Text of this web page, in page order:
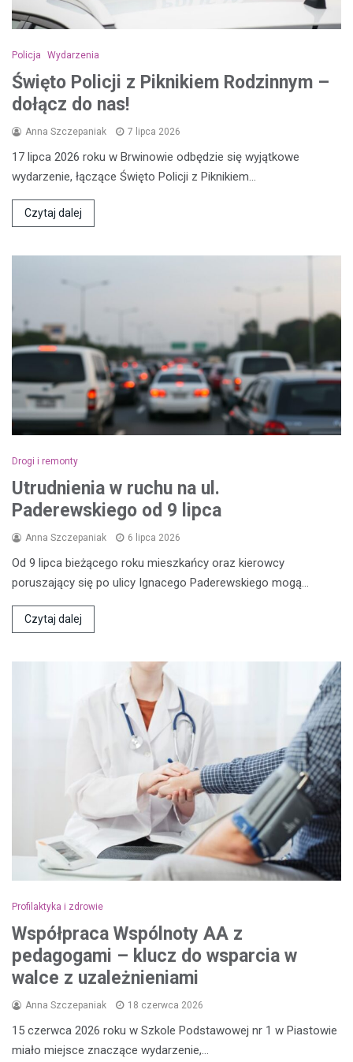
Policja Wydarzenia
Święto Policji z Piknikiem Rodzinnym –
dołącz do nas!
Anna Szczepaniak 7 lipca 2026
17 lipca 2026 roku w Brwinowie odbędzie się wyjątkowe
wydarzenie, łączące Święto Policji z Piknikiem…
Czytaj dalej
Drogi i remonty
Utrudnienia w ruchu na ul.
Paderewskiego od 9 lipca
Anna Szczepaniak 6 lipca 2026
Od 9 lipca bieżącego roku mieszkańcy oraz kierowcy
poruszający się po ulicy Ignacego Paderewskiego mogą…
Czytaj dalej
Profilaktyka i zdrowie
Współpraca Wspólnoty AA z
pedagogami – klucz do wsparcia w
walce z uzależnieniami
Anna Szczepaniak 18 czerwca 2026
15 czerwca 2026 roku w Szkole Podstawowej nr 1 w Piastowie
miało miejsce znaczące wydarzenie,…